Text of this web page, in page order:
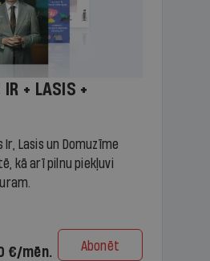
IR + LASIS +
Lasis un Domuzīme
kā arī pilnu piekļuvi
€/mēn. Abonēt